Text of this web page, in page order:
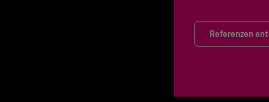
Referenzen